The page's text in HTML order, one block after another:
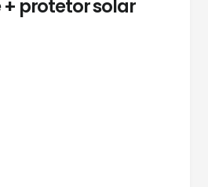
protetor solar